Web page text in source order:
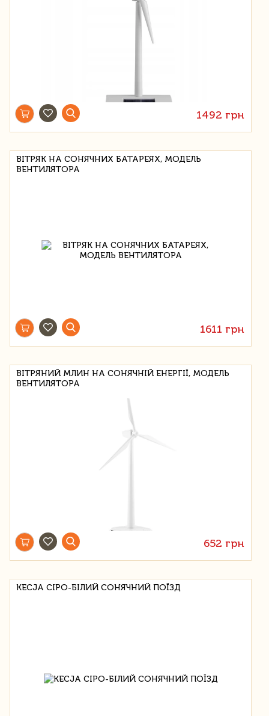
1492 грн
ВІТРЯК НА СОНЯЧНИХ БАТАРЕЯХ, МОДЕЛЬ
ВЕНТИЛЯТОРА
1611 грн
ВІТРЯНИЙ МЛИН НА СОНЯЧНІЙ ЕНЕРГІЇ, МОДЕЛЬ
ВЕНТИЛЯТОРА
652 грн
KECJA СІРО-БІЛИЙ СОНЯЧНИЙ ПОЇЗД